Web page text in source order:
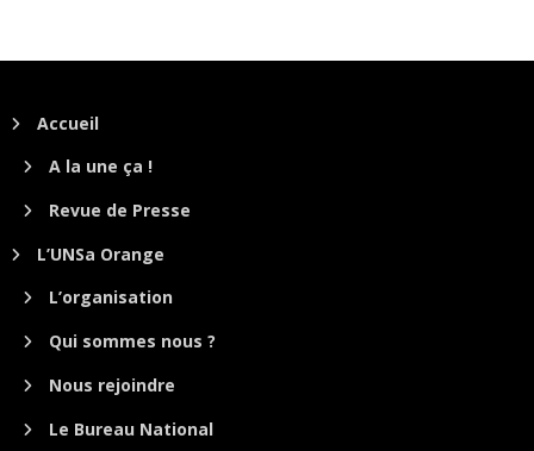
Accueil
A la une ça !
Revue de Presse
L’UNSa Orange
L’organisation
Qui sommes nous ?
Nous rejoindre
Le Bureau National